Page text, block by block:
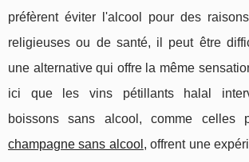
préfèrent éviter l'alcool pour des
religieuses ou de santé, il peut être
une alternative qui offre la même
ici que les vins pétillants halal
boissons sans alcool, comme celles
champagne sans alcool , offrent une